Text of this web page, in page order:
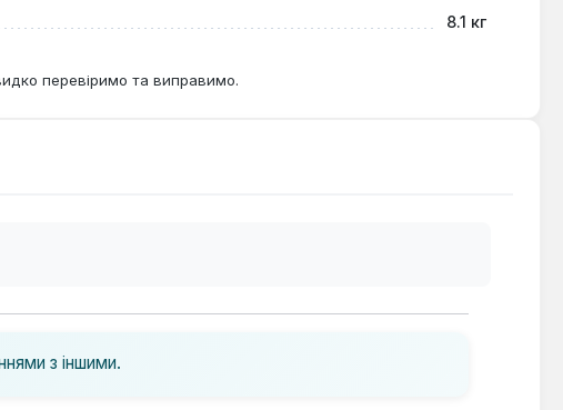
8.1 кг
перевіримо та виправимо.
з іншими.